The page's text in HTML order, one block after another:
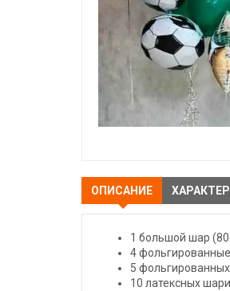
ОПИСАНИЕ
1 большой шар
4
5
10 латексных